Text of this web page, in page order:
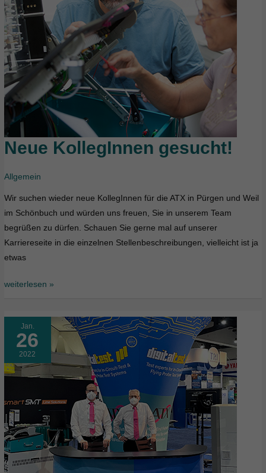
Neue KollegInnen gesucht!
Allgemein
Wir suchen wieder neue KollegInnen für die ATX in Pürgen und Weil
im Schönbuch und würden uns freuen, Sie in unserem Team
begrüßen zu dürfen. Schauen Sie gerne mal auf unserer
Karriereseite in die einzelnen Stellenbeschreibungen, vielleicht ist ja
etwas
Neue
gesucht!
weiterlesen »
Jan.
26
2022